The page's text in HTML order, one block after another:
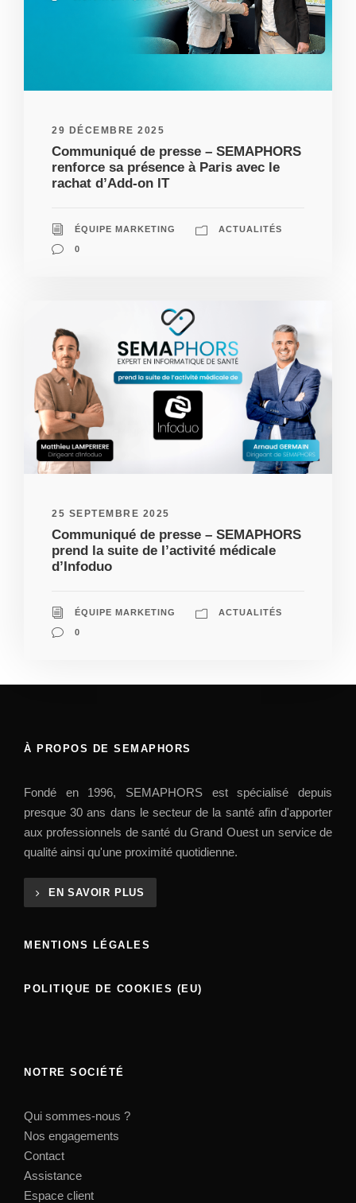
29 DÉCEMBRE 2025
Communiqué de presse – SEMAPHORS
renforce sa présence à Paris avec le
rachat d’Add-on IT
ÉQUIPE MARKETING ACTUALITÉS
0
25 SEPTEMBRE 2025
Communiqué de presse – SEMAPHORS
prend la suite de l’activité médicale
d’Infoduo
ÉQUIPE MARKETING ACTUALITÉS
0
À PROPOS DE SEMAPHORS
Fondé en 1996, SEMAPHORS est spécialisé depuis
presque 30 ans dans le secteur de la santé afin d'apporter
aux professionnels de santé du Grand Ouest un service de
qualité ainsi qu'une proximité quotidienne.
EN SAVOIR PLUS
MENTIONS LÉGALES
POLITIQUE DE COOKIES (EU)
NOTRE SOCIÉTÉ
Qui sommes-nous ?
Nos engagements
Contact
Assistance
Espace client